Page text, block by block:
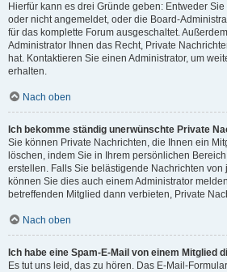
Hierfür kann es drei Gründe geben: Entweder
oder nicht angemeldet, oder die Board-
für das komplette Forum ausgeschaltet.
Administrator Ihnen das Recht, Private
hat. Kontaktieren Sie einen Administrator, um
erhalten.
Nach oben
Ich bekomme ständig unerwünschte Private
Sie können Private Nachrichten, die Ihnen ein
löschen, indem Sie in Ihrem persönlichen
erstellen. Falls Sie belästigende Nachrichten von
können Sie dies auch einem Administrator
betreffenden Mitglied dann verbieten, Private
Nach oben
Ich habe eine Spam-E-Mail von einem Mitglied
Es tut uns leid, das zu hören. Das E-Mail-